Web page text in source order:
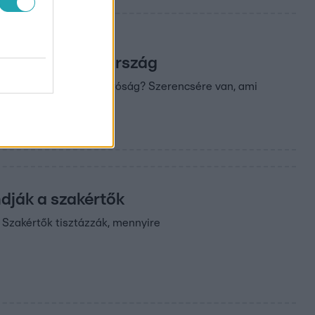
fel az ország
ez a kibírhatatlan forróság? Szerencsére van, ami
a szakértők
tisztázzák, mennyire